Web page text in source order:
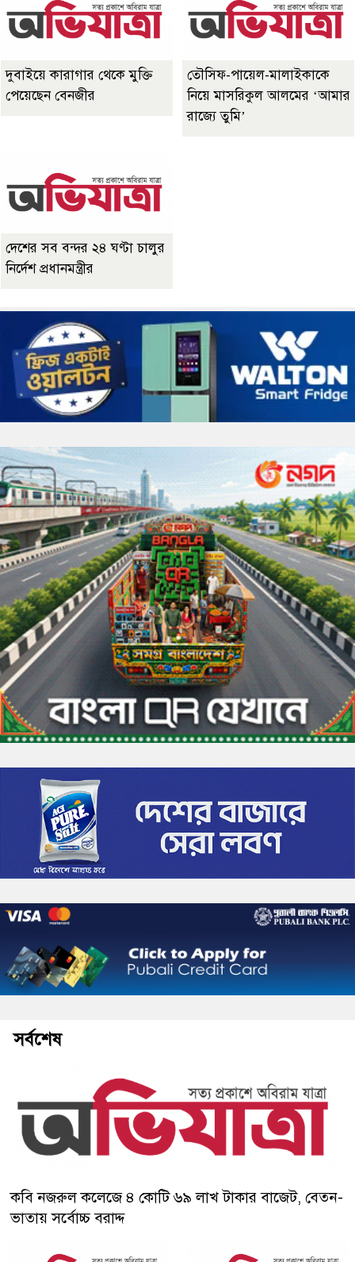
দুবাইয়ে কারাগার থেকে মুক্তি
পেয়েছেন বেনজীর
তৌসিফ-পায়েল-মালাইকাকে
নিয়ে মাসরিকুল আলমের ‘আমার
রাজ্যে তুমি’
দেশের সব বন্দর ২৪ ঘণ্টা চালুর
নির্দেশ প্রধানমন্ত্রীর
সর্বশেষ
কবি নজরুল কলেজে ৪ কোটি ৬৯ লাখ টাকার বাজেট, বেতন-
ভাতায় সর্বোচ্চ বরাদ্দ